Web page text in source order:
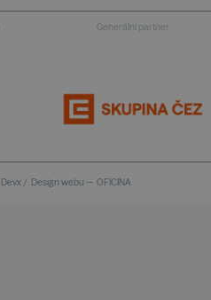
Generální partner
Devx / Design webu — OFICINA